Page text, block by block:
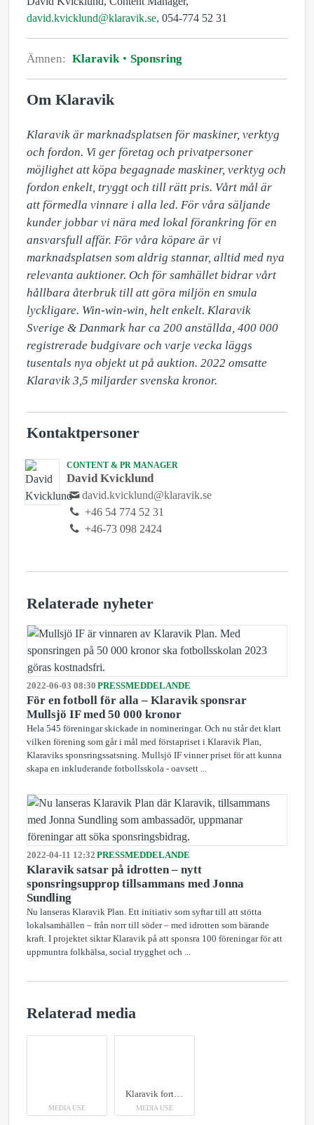
david.kvicklund@klaravik.se, 054-774 52 31
Ämnen: Klaravik Sponsring
Om Klaravik
Klaravik är marknadsplatsen för maskiner, verktyg
och fordon. Vi ger företag och privatpersoner
möjlighet att köpa begagnade maskiner, verktyg och
fordon enkelt, tryggt och till rätt pris. Vårt mål är
att förmedla vinnare i alla led. För våra säljande
kunder jobbar vi nära med lokal förankring för en
ansvarsfull affär. För våra köpare är vi
marknadsplatsen som aldrig stannar, alltid med nya
relevanta auktioner. Och för samhället bidrar vårt
hållbara återbruk till att göra miljön en smula
lyckligare. Win-win-win, helt enkelt. Klaravik
Sverige & Danmark har ca 200 anställda, 400 000
registrerade budgivare och varje vecka läggs
tusentals nya objekt ut på auktion. 2022 omsatte
Klaravik 3,5 miljarder svenska kronor.
Kontaktpersoner
CONTENT & PR MANAGER
David Kvicklund
david.kvicklund@klaravik.se
+46 54 774 52 31
+46-73 098 2424
Relaterade nyheter
2022-06-03 08:30 PRESSMEDDELANDE
För en fotboll för alla – Klaravik sponsrar
Mullsjö IF med 50 000 kronor
Hela 545 föreningar skickade in nomineringar. Och nu står det klart
vilken förening som går i mål med förstapriset i Klaravik Plan,
Klaraviks sponsringssatsning. Mullsjö IF vinner priset för att kunna
skapa en inkluderande fotbollsskola - oavsett ...
2022-04-11 12:32 PRESSMEDDELANDE
Klaravik satsar på idrotten – nytt
sponsringsupprop tillsammans med Jonna
Sundling
Nu lanseras Klaravik Plan. Ett initiativ som syftar till att stötta
lokalsamhällen – från norr till söder – med idrotten som bärande
kraft. I projektet siktar Klaravik på att sponsra 100 föreningar för att
uppmuntra folkhälsa, social trygghet och ...
Relaterad media
MEDIA USE
Klaravik fortsätter – och växlar upp – sin satsning på ungdomsidrott.
MEDIA USE